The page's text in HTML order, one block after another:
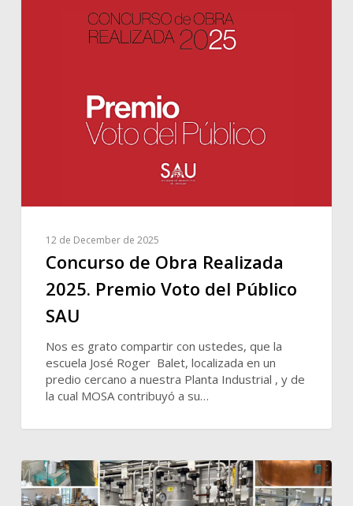
12 de December de 2025
Concurso de Obra Realizada
2025. Premio Voto del Público
SAU
Nos es grato compartir con ustedes, que la
escuela José Roger Balet, localizada en un
predio cercano a nuestra Planta Industrial , y de
la cual MOSA contribuyó a su…